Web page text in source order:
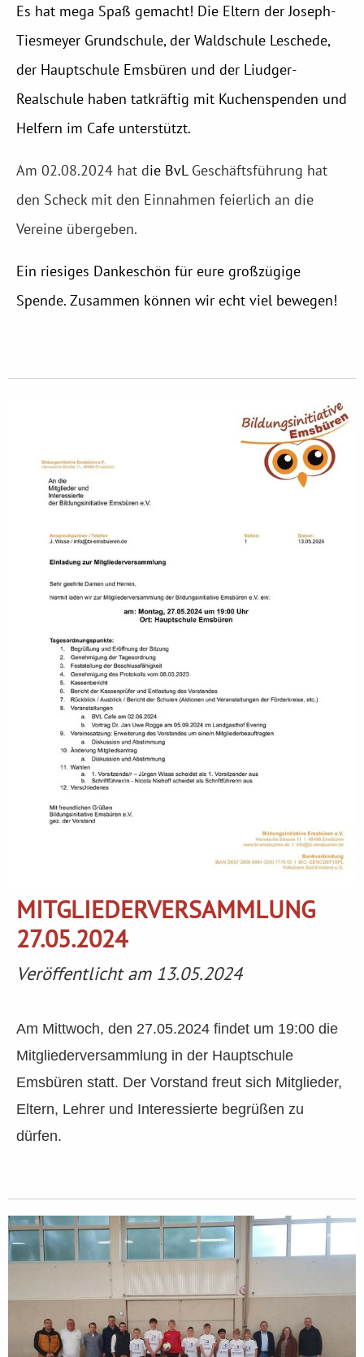
Es hat mega Spaß gemacht! Die Eltern der Joseph-
Tiesmeyer Grundschule, der Waldschule Leschede,
der Hauptschule Emsbüren und der Liudger-
Realschule haben tatkräftig mit Kuchenspenden und
Helfern im Cafe unterstützt.
Am 02.08.2024 hat die BvL Geschäftsführung hat
den Scheck mit den Einnahmen feierlich an die
Vereine übergeben.
Ein riesiges Dankeschön für eure großzügige
Spende. Zusammen können wir echt viel bewegen!
MITGLIEDERVERSAMMLUNG
27.05.2024
Veröffentlicht am 13.05.2024
Am Mittwoch, den 27.05.2024 findet um 19:00 die
Mitgliederversammlung in der Hauptschule
Emsbüren statt. Der Vorstand freut sich Mitglieder,
Eltern, Lehrer und Interessierte begrüßen zu
dürfen.